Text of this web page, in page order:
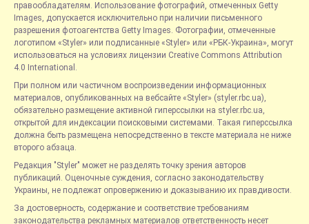
правообладателям. Использование фотографий, отмеченных Getty
Images, допускается исключительно при наличии письменного
разрешения фотоагентства Getty Images. Фотографии, отмеченные
логотипом «Styler» или подписанные «Styler» или «РБК-Украина», могут
использоваться на условиях лицензии Creative Commons Attribution
4.0 International.
При полном или частичном воспроизведении информационных
материалов, опубликованных на вебсайте «Styler» (styler.rbc.ua),
обязательно размещение активной гиперссылки на styler.rbc.ua,
открытой для индексации поисковыми системами. Такая гиперссылка
должна быть размещена непосредственно в тексте материала не ниже
второго абзаца.
Редакция "Styler" может не разделять точку зрения авторов
публикаций. Оценочные суждения, согласно законодательству
Украины, не подлежат опровержению и доказыванию их правдивости.
За достоверность, содержание и соответствие требованиям
законодательства рекламных материалов ответственность несет